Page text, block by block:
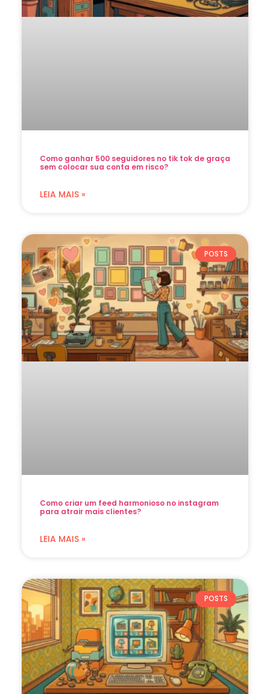
Como ganhar 500 seguidores no tik tok de graça
sem colocar sua conta em risco?
LEIA MAIS »
POSTS
Como criar um feed harmonioso no instagram
para atrair mais clientes?
LEIA MAIS »
POSTS